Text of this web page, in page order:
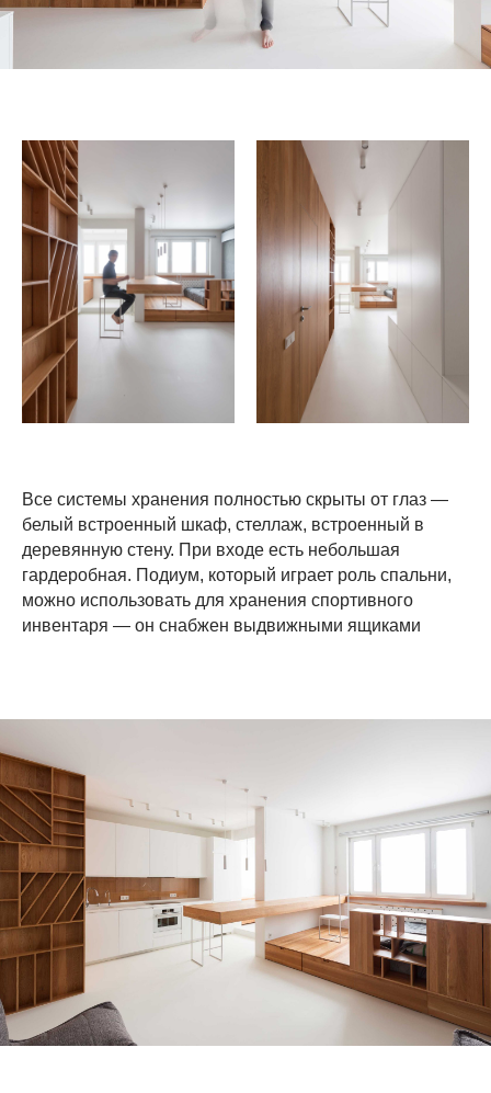
Все системы хранения полностью скрыты от глаз —
белый встроенный шкаф, стеллаж, встроенный в
деревянную стену. При входе есть небольшая
гардеробная. Подиум, который играет роль спальни,
можно использовать для хранения спортивного
инвентаря — он снабжен выдвижными ящиками